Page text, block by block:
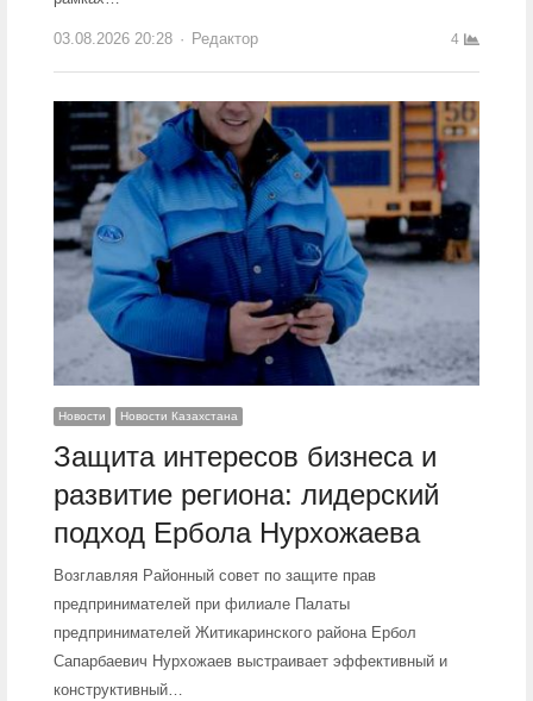
03.08.2026 20:28 Author
Редактор 4
Новости Новости Казахстана
Защита интересов бизнеса и
развитие региона: лидерский
подход Ербола Нурхожаева
Возглавляя Районный совет по защите прав
предпринимателей при филиале Палаты
предпринимателей Житикаринского района Ербол
Сапарбаевич Нурхожаев выстраивает эффективный и
конструктивный…